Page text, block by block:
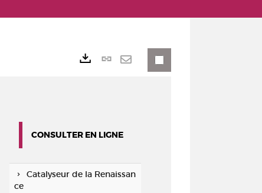
Lien
CONSULTER EN LIGNE
Catalyseur de la Renaissan
ce